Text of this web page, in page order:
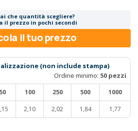
che quantità scegliere?
il prezzo in pochi secondi
il tuo prezzo
(non include stampa)
Ordine minimo: 50 pezzi
50 100 250 500 1000
2,10 2,02 1,84 1,77